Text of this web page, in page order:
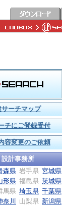
サーチマップ
チにご登録受付
容変更のご依頼
設計事務所
森県 岩手県 宮城県
形県 福島県 茨城県
馬県 埼玉県 千葉県
奈川 山梨県 新潟県